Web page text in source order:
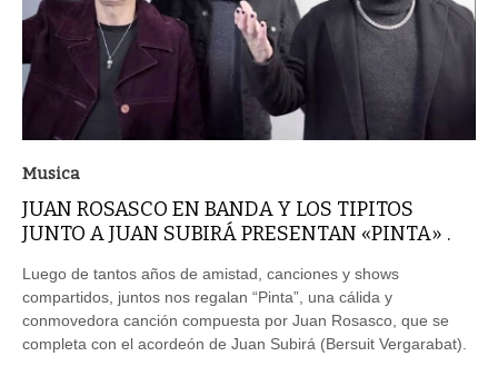
JUAN ROSASCO EN BANDA Y LOS TIPITOS
JUNTO A JUAN SUBIRÁ PRESENTAN «PINTA» .
compartidos, juntos nos regalan “Pinta”, una cálida y
conmovedora canción compuesta por Juan Rosasco, que se
completa con el acordeón de Juan Subirá (Bersuit Vergarabat).